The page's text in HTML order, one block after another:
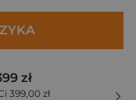
zł
399,00 zł